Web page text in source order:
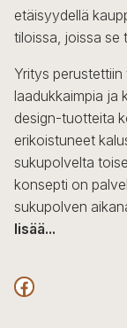
valinnat
tuotteen
sivulla.
etäisyydellä
tiloissa, joissa se
Yritys perustettiin
laadukkaimpia ja
design-tuotteita
erikoistuneet
sukupolvelta
konsepti on
sukupolven
lisää...
F